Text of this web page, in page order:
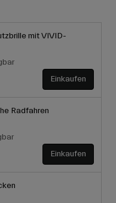
mit VIVID-
Einkaufen
Radfahren
Einkaufen